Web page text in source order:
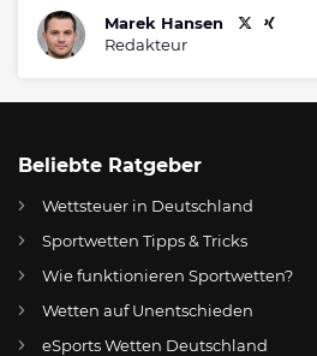
Marek Hansen
Redakteur
Beliebte Ratgeber
Wettsteuer in Deutschland
Sportwetten Tipps & Tricks
Wie funktionieren Sportwetten?
Wetten auf Unentschieden
eSports Wetten Deutschland